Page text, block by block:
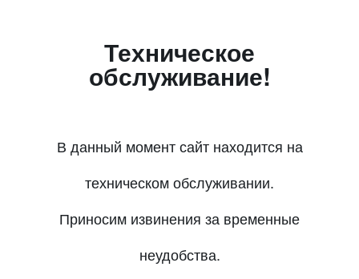
Техническое
обслуживание!
В данный момент сайт находится на
техническом обслуживании.
Приносим извинения за временные
неудобства.